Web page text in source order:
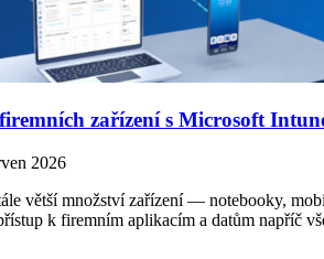
zařízení s Microsoft
2026
větší množství zařízení — notebooky,
k firemním aplikacím a datům napříč